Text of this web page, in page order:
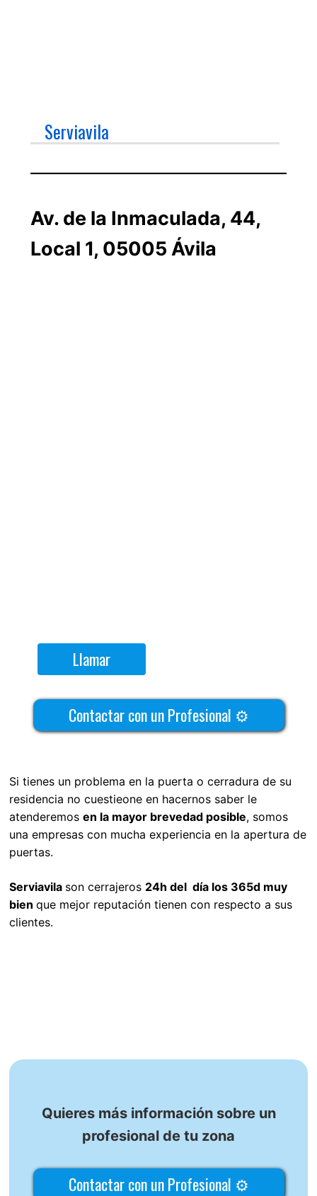
Serviavila
Av. de la Inmaculada, 44,
Local 1, 05005 Ávila
Llamar
Contactar con un Profesional ⚙
Si tienes un problema en la puerta o cerradura de su
residencia no cuestieone en hacernos saber le
atenderemos en la mayor brevedad posible, somos
una empresas con mucha experiencia en la apertura de
puertas.
Serviavila son cerrajeros 24h del día los 365d muy
bien que mejor reputación tienen con respecto a sus
clientes.
Quieres más información sobre un
profesional de tu zona
Contactar con un Profesional ⚙